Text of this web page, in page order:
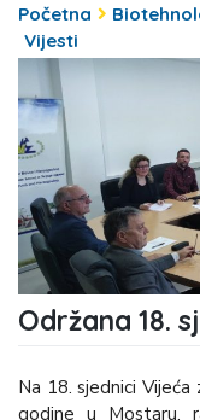
Početna
Vijesti
Održana 18.
Na 18. sjednici Vijeća
godine u Mostaru,